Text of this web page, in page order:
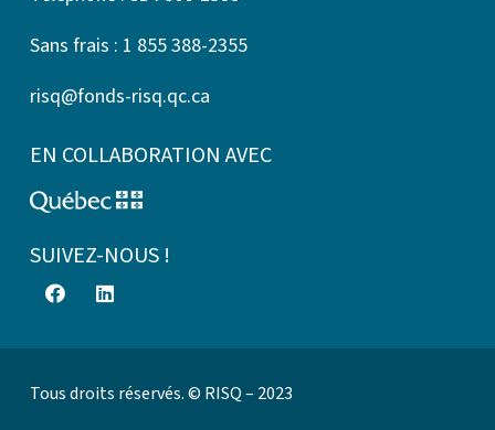
Sans frais : 1 855 388-2355
risq@fonds-risq.qc.ca
EN COLLABORATION AVEC
SUIVEZ-NOUS !
Tous droits réservés. © RISQ – 2023